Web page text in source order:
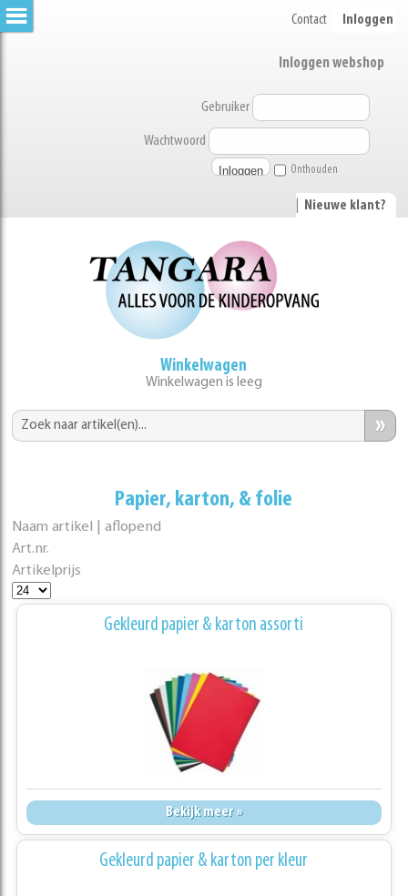
Contact Inloggen
Inloggen webshop
Gebruiker
Wachtwoord
Onthouden
Nieuwe klant?
Winkelwagen
Winkelwagen is leeg
»
Papier, karton, & folie
Naam artikel | aflopend
Art.nr.
Artikelprijs
Gekleurd papier & karton assorti
Bekijk meer »
Gekleurd papier & karton per kleur